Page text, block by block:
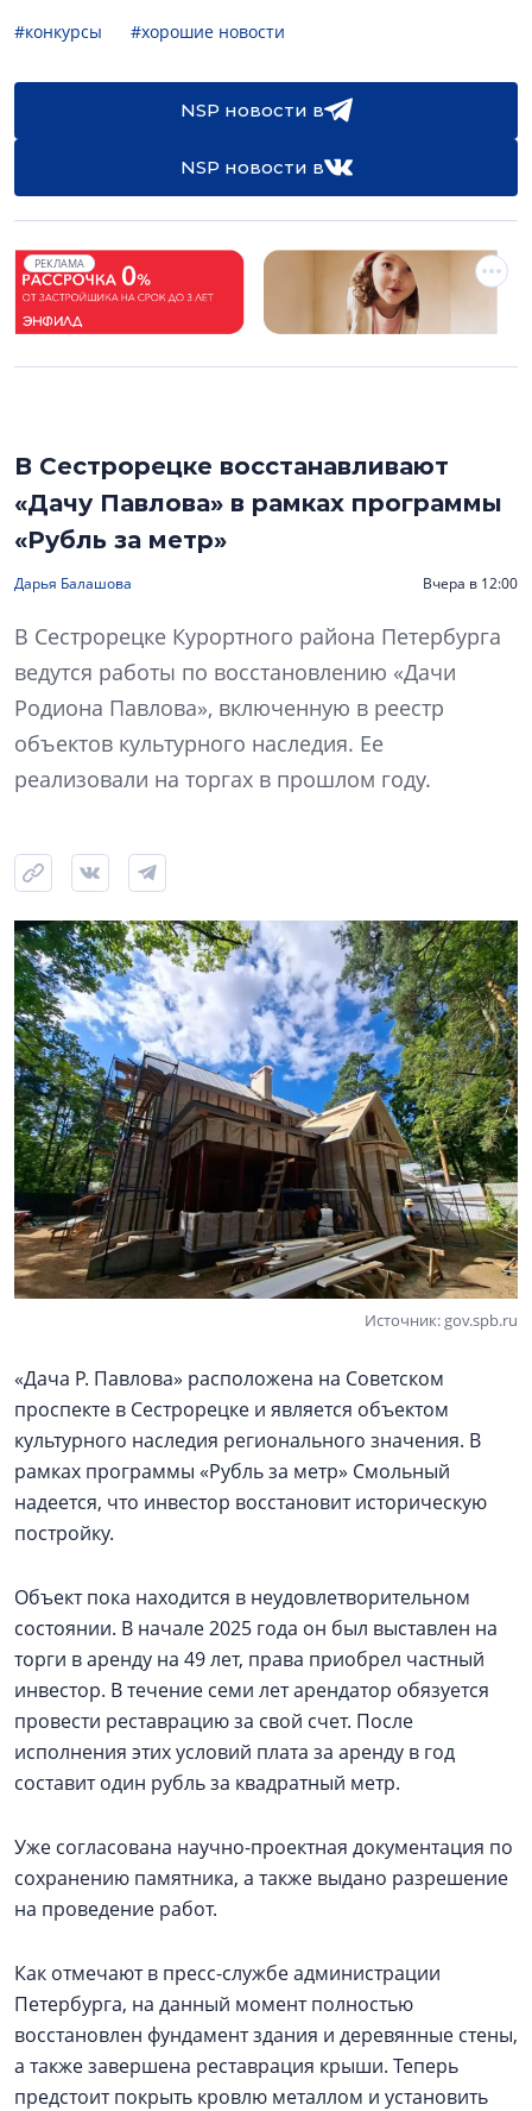
#конкурсы #хорошие новости
NSP новости в
NSP новости в
РЕКЛАМА
В Сестрорецке восстанавливают
«Дачу Павлова» в рамках программы
«Рубль за метр»
Дарья Балашова Вчера в 12:00
В Сестрорецке Курортного района Петербурга
ведутся работы по восстановлению «Дачи
Родиона Павлова», включенную в реестр
объектов культурного наследия. Ее
реализовали на торгах в прошлом году.
Источник: gov.spb.ru
«Дача Р. Павлова» расположена на Советском
проспекте в Сестрорецке и является объектом
культурного наследия регионального значения. В
рамках программы «Рубль за метр» Смольный
надеется, что инвестор восстановит историческую
постройку.
Объект пока находится в неудовлетворительном
состоянии. В начале 2025 года он был выставлен на
торги в аренду на 49 лет, права приобрел частный
инвестор. В течение семи лет арендатор обязуется
провести реставрацию за свой счет. После
исполнения этих условий плата за аренду в год
составит один рубль за квадратный метр.
Уже согласована научно-проектная документация по
сохранению памятника, а также выдано разрешение
на проведение работ.
Как отмечают в пресс-службе администрации
Петербурга, на данный момент полностью
восстановлен фундамент здания и деревянные стены,
а также завершена реставрация крыши. Теперь
предстоит покрыть кровлю металлом и установить